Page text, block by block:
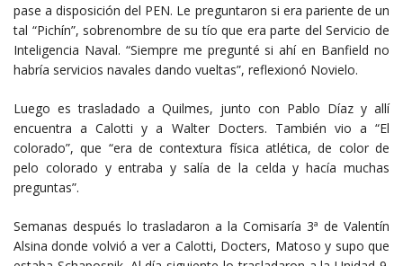
pase a disposición del PEN. Le preguntaron si era pariente de un
tal “Pichín”, sobrenombre de su tío que era parte del Servicio de
Inteligencia Naval. “Siempre me pregunté si ahí en Banfield no
habría servicios navales dando vueltas”, reflexionó Novielo.
Luego es trasladado a Quilmes, junto con Pablo Díaz y allí
encuentra a Calotti y a Walter Docters. También vio a “El
colorado”, que “era de contextura física atlética, de color de
pelo colorado y entraba y salía de la celda y hacía muchas
preguntas”.
Semanas después lo trasladaron a la Comisaría 3ª de Valentín
Alsina donde volvió a ver a Calotti, Docters, Matoso y supo que